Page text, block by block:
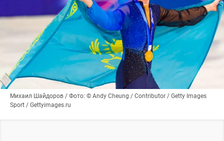
Михаил Шайдоров / Фото: © Andy Cheung / Contributor / Getty Images
Sport / Gettyimages.ru